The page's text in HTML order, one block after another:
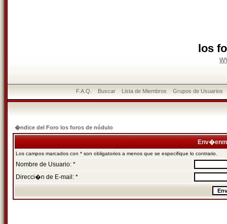
los
F.A.Q. Buscar Lista de Miembros Grupos de Usuarios
�ndice del Foro los foros de nódulo
Los campos marcados con * son obligatorios a menos que se especifique lo contrario.
Nombre de Usuario: *
Direcci�n de E-mail: *